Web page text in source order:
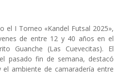
el I Torneo «Kandel Futsal 2025»,
de entre 12 y 40 años en el
Guanche (Las Cuevecitas). El
pasado fin de semana, destacó
ambiente de camaradería entre